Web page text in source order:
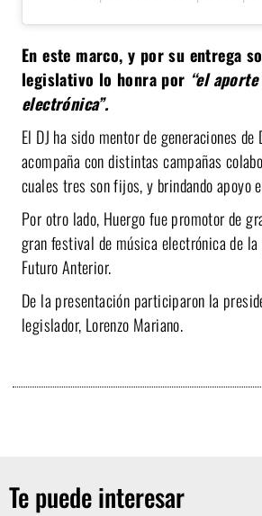
En este marco, y por su entrega
legislativo lo honra por “el
electrónica”.
El DJ ha sido mentor de generaciones
acompaña con distintas campañas
cuales tres son fijos, y brindando apoyo
Por otro lado, Huergo fue promotor de
gran festival de música electrónica de
Futuro Anterior.
De la presentación participaron la
legislador, Lorenzo Mariano.
Te puede interesar